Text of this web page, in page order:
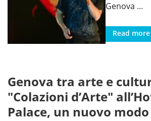
Genova ...
Read more
Genova tra arte e
"Colazioni d’Arte"
Palace, un nuovo